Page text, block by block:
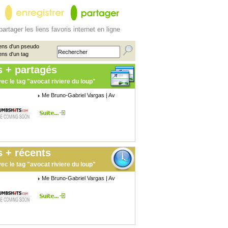
les liens favoris internet en ligne
d'un pseudo
d'un tag
+ partagés
le tag "avocat riviere du loup"
Me Bruno-Gabriel Vargas | Av
+ récents
le tag "avocat riviere du loup"
Me Bruno-Gabriel Vargas | Av